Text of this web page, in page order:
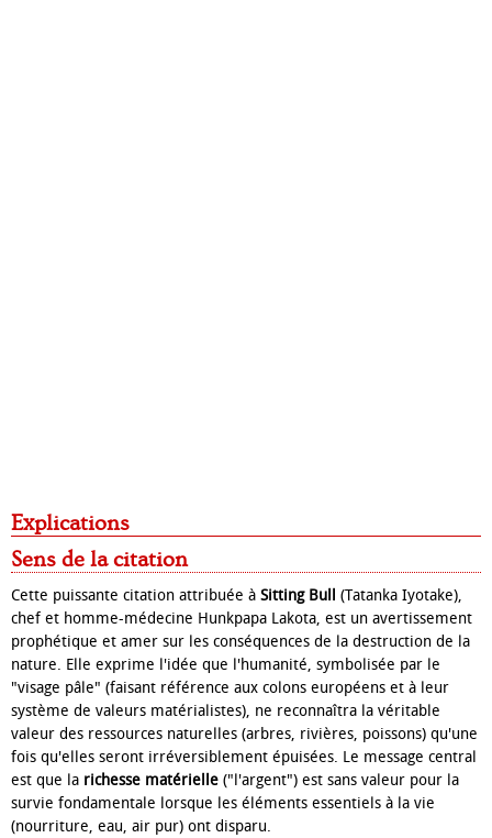
Explications
Sens de la citation
Cette puissante citation attribuée à Sitting Bull
(Tatanka Iyotake),
chef et homme-médecine Hunkpapa Lakota, est un avertissement
prophétique et amer sur les conséquences de la destruction de la
nature. Elle exprime l'idée que l'humanité, symbolisée par le
"visage pâle" (faisant référence aux colons européens et à leur
système de valeurs matérialistes), ne reconnaîtra la véritable
valeur des ressources naturelles (arbres, rivières, poissons) qu'une
fois qu'elles seront irréversiblement épuisées. Le message central
est que la richesse matérielle ("l'argent") est sans valeur pour la
survie fondamentale lorsque les éléments essentiels à la vie
(nourriture, eau, air pur) ont disparu.